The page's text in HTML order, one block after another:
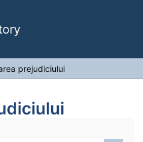
prejudiciului